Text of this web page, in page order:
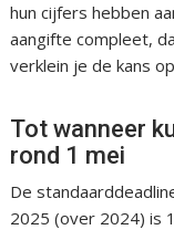
hun cijfers hebben
aangifte compleet,
verklein je de kans
Tot wanneer
rond 1 mei
De
2025 (over 2024) is